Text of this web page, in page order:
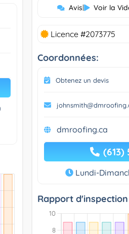
Avis| Voir la
Licence #2073775
Coordonnées:
Obtenez un devis
dmroofing.ca
(613)
Lundi-
Rapport d'inspection